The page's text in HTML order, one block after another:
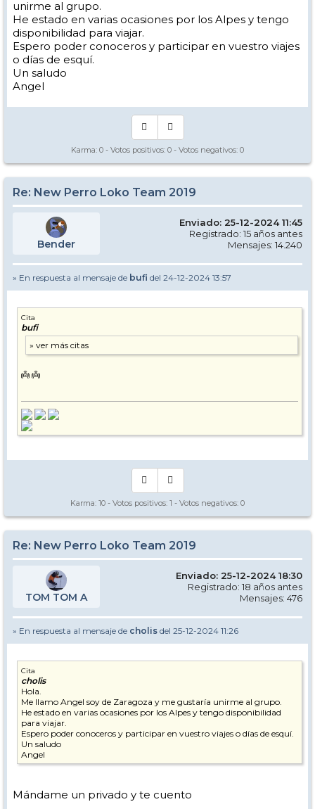
unirme al grupo.
He estado en varias ocasiones por los Alpes y tengo
disponibilidad para viajar.
Espero poder conoceros y participar en vuestro viajes
o días de esquí.
Un saludo
Angel
Karma: 0 - Votos positivos: 0 - Votos negativos: 0
Re: New Perro Loko Team 2019
Bender
Enviado: 25-12-2024 11:45
Registrado: 15 años antes
Mensajes: 14.240
» En respuesta al mensaje de bufi del 24-12-2024 13:57
Cita
bufi
👼 👼
Karma: 10 - Votos positivos: 1 - Votos negativos: 0
Re: New Perro Loko Team 2019
TOM TOM A
Enviado: 25-12-2024 18:30
Registrado: 18 años antes
Mensajes: 476
» En respuesta al mensaje de cholis del 25-12-2024 11:26
Cita
cholis
Hola.
Me llamo Angel soy de Zaragoza y me gustaría unirme al grupo.
He estado en varias ocasiones por los Alpes y tengo disponibilidad
para viajar.
Espero poder conoceros y participar en vuestro viajes o días de esquí.
Un saludo
Angel
Mándame un privado y te cuento